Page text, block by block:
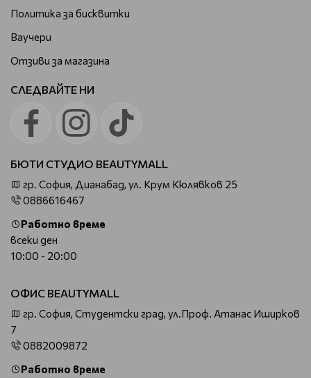
Политика за бисквитки
Ваучери
Отзиви за магазина
СЛЕДВАЙТЕ НИ
БЮТИ СТУДИО BEAUTYMALL
гр. София, Дианабад, ул. Крум Кюлявков 25
0886616467
Работно време
всеки ден
10:00 - 20:00
ОФИС BEAUTYMALL
гр. София, Студентски град, ул.Проф. Атанас Иширков
7
0882009872
Работно време